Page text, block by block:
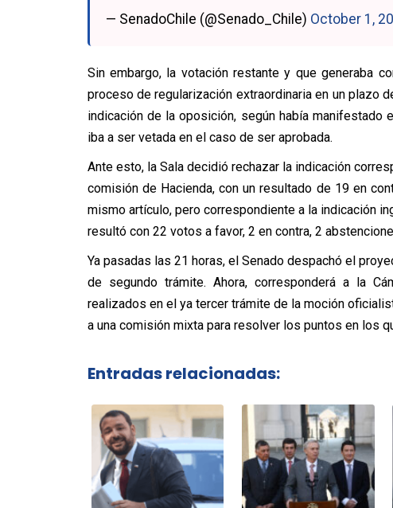
— SenadoChile (@Senado_Chile) October 1,
Sin embargo, la votación restante y que generaba
proceso de regularización extraordinaria en un plazo
indicación de la oposición, según había manifestado
iba a ser vetada en el caso de ser aprobada.
Ante esto, la Sala decidió rechazar la indicación
comisión de Hacienda, con un resultado de 19 en
mismo artículo, pero correspondiente a la indicación
resultó con 22 votos a favor, 2 en contra, 2
Ya pasadas las 21 horas, el Senado despachó el
de segundo trámite. Ahora, corresponderá a la
realizados en el ya tercer trámite de la moción
a una comisión mixta para resolver los puntos en los
Entradas relacionadas: